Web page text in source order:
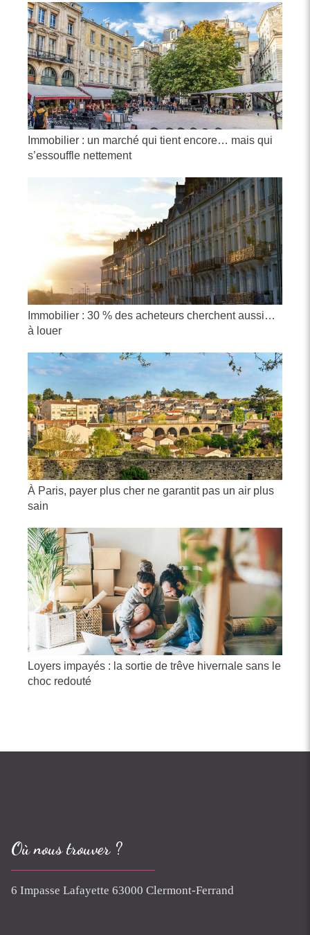
Immobilier : un marché qui tient encore… mais qui
s’essouffle nettement
Immobilier : 30 % des acheteurs cherchent aussi…
à louer
À Paris, payer plus cher ne garantit pas un air plus
sain
Loyers impayés : la sortie de trêve hivernale sans le
choc redouté
Où nous trouver ?
6 Impasse Lafayette 63000 Clermont-Ferrand